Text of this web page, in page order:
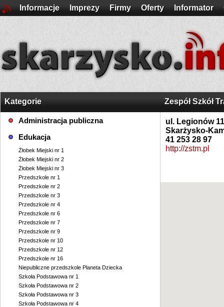
Informacje Imprezy Firmy Oferty Informator
Kategorie
Administracja publiczna
Edukacja
Żłobek Miejski nr 1
Żłobek Miejski nr 2
Żłobek Miejski nr 3
Przedszkole nr 1
Przedszkole nr 2
Przedszkole nr 3
Przedszkole nr 4
Przedszkole nr 6
Przedszkole nr 7
Przedszkole nr 9
Przedszkole nr 10
Przedszkole nr 12
Przedszkole nr 16
Niepubliczne przedszkole Planeta Dziecka
Szkoła Podstawowa nr 1
Szkoła Podstawowa nr 2
Szkoła Podstawowa nr 3
Szkoła Podstawowa nr 4
Zespół Szkół
ul. Legionów
Skarżysko-
41 253 28 97
http://zstm.pl